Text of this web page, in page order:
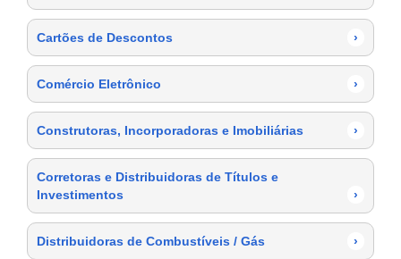
Cartões de Descontos ›
Comércio Eletrônico ›
Construtoras, Incorporadoras e Imobiliárias ›
Corretoras e Distribuidoras de Títulos e
Investimentos
›
Distribuidoras de Combustíveis / Gás ›